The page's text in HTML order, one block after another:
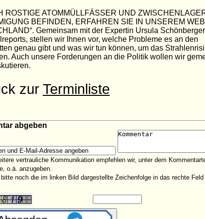
ROSTIGE ATOMMÜLLFÄSSER UND
BEFINDEN, ERFAHREN SIE IN UNSEREM
Gemeinsam mit der Expertin Ursula
stellen wir Ihnen vor, welche Probleme es an den
genau gibt und was wir tun können, um das
Auch unsere Forderungen an die Politik wollen wir
zur Terminliste
abgeben
vertrauliche Kommunikation empfehlen wir, unter dem
o.ä. anzugeben.
noch die im linken Bild dargestellte Zeichenfolge in das rechte